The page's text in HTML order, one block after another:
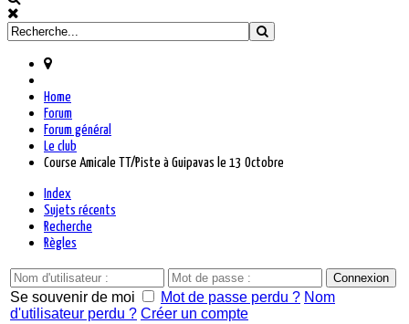
Home
Forum
Forum général
Le club
Course Amicale TT/Piste à Guipavas le 13 Octobre
Index
Sujets récents
Recherche
Règles
Se souvenir de moi Mot de passe perdu ? Nom
d'utilisateur perdu ? Créer un compte